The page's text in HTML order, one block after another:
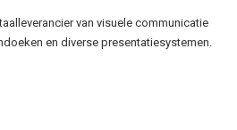
van visuele communicatie
en diverse presentatiesystemen.